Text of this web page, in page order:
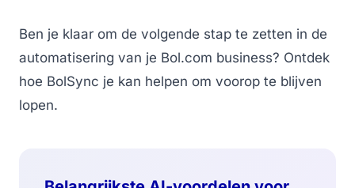
Ben je klaar om de volgende stap te zetten in de
automatisering van je Bol.com business? Ontdek
hoe BolSync je kan helpen om voorop te blijven
lopen.